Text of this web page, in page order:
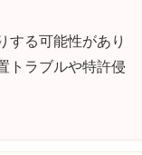
する可能性があり
トラブルや特許侵